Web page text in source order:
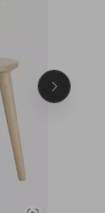
Neste